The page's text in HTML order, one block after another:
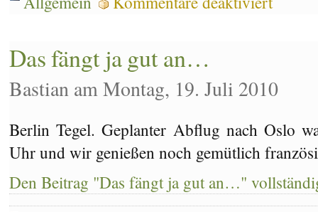
Eine
Das fängt ja gut an…
Bastian am Montag, 19. Juli 2010
Berlin Tegel. Geplanter Abflug nach Oslo
Uhr und wir genießen noch gemütlich
Den Beitrag "Das fängt ja gut an…"